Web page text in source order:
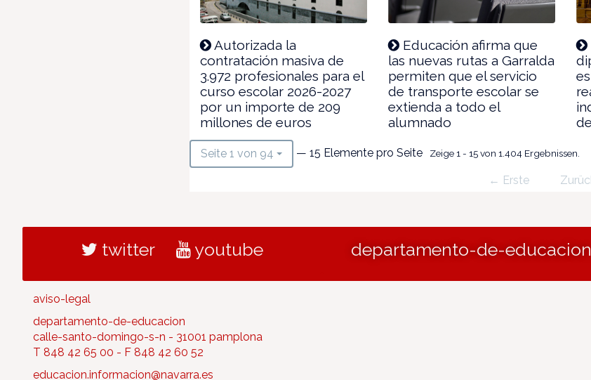
Autorizada la
contratación masiva de
3.972 profesionales para el
curso escolar 2026-2027
por un importe de 209
millones de euros
Educación afirma que
las nuevas rutas a Garralda
permiten que el servicio
de transporte escolar se
extienda a todo el
alumnado
Seite 1 von 94 — 15 Elemente pro Seite Zeige 1 - 15 von 1.404 Ergebnissen.
← Erste
twitter youtube departamento-de-educacion
aviso-legal
departamento-de-educacion
calle-santo-domingo-s-n - 31001 pamplona
T 848 42 65 00 - F 848 42 60 52
educacion.informacion@navarra.es